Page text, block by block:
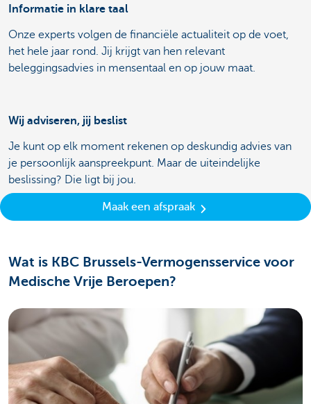
Informatie in klare taal
Onze experts volgen de financiële actualiteit op de voet,
het hele jaar rond. Jij krijgt van hen relevant
beleggingsadvies in mensentaal en op jouw maat.
Wij adviseren, jij beslist
Je kunt op elk moment rekenen op deskundig advies van
je persoonlijk aanspreekpunt. Maar de uiteindelijke
beslissing? Die ligt bij jou.
Maak een afspraak
Wat is KBC Brussels-Vermogensservice voor
Medische Vrije Beroepen?